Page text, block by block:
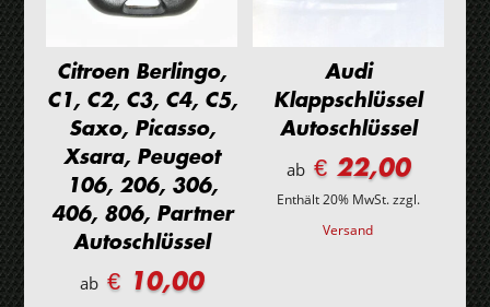
Citroen Berlingo,
C1, C2, C3, C4, C5,
Saxo, Picasso,
Xsara, Peugeot
106, 206, 306,
406, 806, Partner
Autoschlüssel
ab € 10,00
Audi
Klappschlüssel
Autoschlüssel
ab€ 22,00
Enthält 20% MwSt.zzgl.
Versand